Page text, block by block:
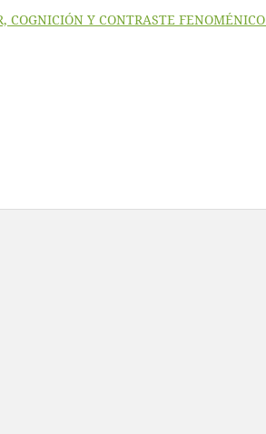
COGNICIÓN Y CONTRASTE